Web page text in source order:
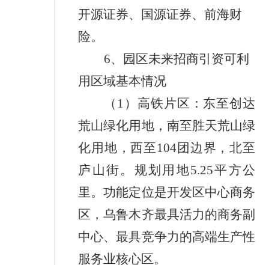
开源证券、国源证券、前海财
险。
6、
园区未来招商引资可利
用区域基本情况
（ 1 ）高铁片区：东至创达
荒山绿化用地，南至胜天荒山绿
化用地，西至104团边界，北至
庐山街。规划用地5.25平方公
里。功能定位是开发区中心商务
区，乌鲁木齐最具活力的商务副
中心、最具竞争力的高端生产性
服务业核心区。